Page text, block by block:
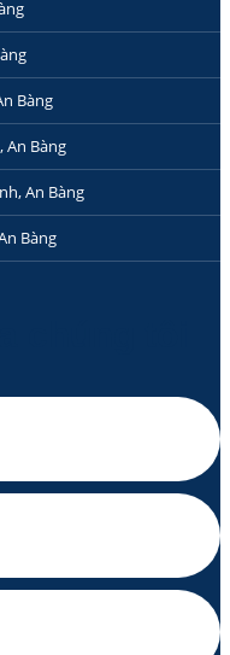
Bàng
An Bàng
An Bàng
Bàng